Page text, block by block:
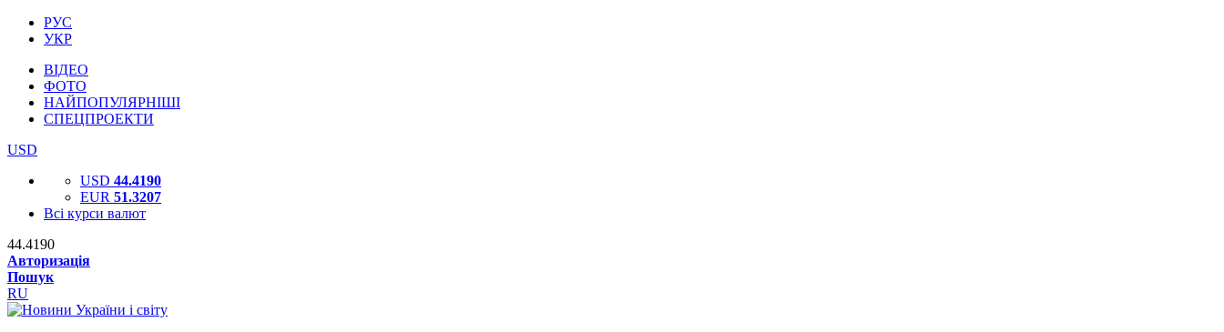
РУС
УКР
ВІДЕО
ФОТО
НАЙПОПУЛЯРНІШІ
СПЕЦПРОЕКТИ
USD
USD 44.4190
EUR 51.3207
Всі курси валют
44.4190
Авторизація
Пошук
RU